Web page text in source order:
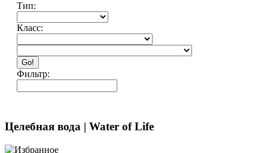
Тип:
Класс:
Go!
Фильтр:
Целебная вода | Water of Life